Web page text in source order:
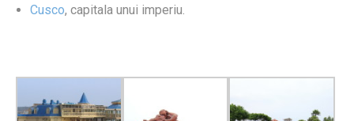
Cusco, capitala unui imperiu.